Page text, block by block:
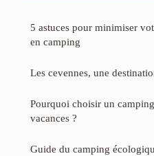
5 astuces pour minimiser
en camping
Les cevennes, une
Pourquoi choisir un
vacances ?
Guide du camping